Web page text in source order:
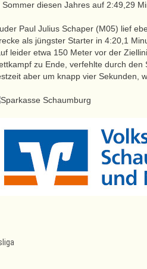
Sommer diesen Jahres auf 2:49,29
Paul Julius Schaper (M05) lief
als jüngster Starter in 4:20,1
leider etwa 150 Meter vor der
zu Ende, verfehlte durch
aber um knapp vier Sekunden,